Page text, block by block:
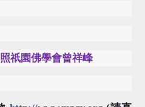
祇園佛學會曾祥峰